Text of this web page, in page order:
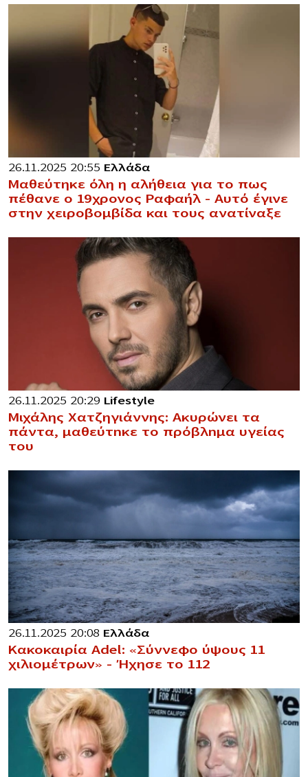
26.11.2025 20:55 Ελλάδα
Μαθεύτηκε όλη η αλήθεια για το πως
πέθανε ο 19χρονος Ραφαήλ – Αυτό έγινε
στην χειροβομβίδα και τους ανατίναξε
26.11.2025 20:29 Lifestyle
Μιχάλης Χατζηγιάννης: Ακυρώνει τα
πάντα, μαθεύτnκε το πρόβλnμα υγείας
του
26.11.2025 20:08 Ελλάδα
Κακοκαιρία Adel: «Σύννεφο ύψους 11
χιλιομέτρων» – Ήχησε το 112